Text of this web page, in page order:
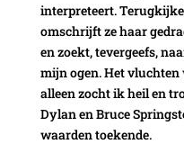
interpreteert.
omschrijft ze haar
en zoekt, tevergeefs,
mijn ogen. Het vluchten
alleen zocht ik heil en
Dylan en Bruce
waarden toekende.